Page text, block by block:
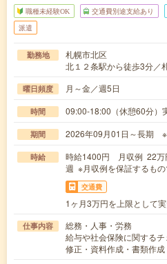
職種未経験OK 交通費別途支給あり
派遣
勤務地
札幌市北区
北１２条駅から徒歩3分／
曜日頻度 月～金／週5日
時間 09:00-18:00（休憩60分）
期間 2026年09月01日～長期
時給
時給1400円 月収例 22万
週 ※月収例を保証するもの
交通費
1ヶ月3万円を上限として
仕事内容
総務・人事・労務
給与や社会保険に関するチ
修正・資料作成・書類作